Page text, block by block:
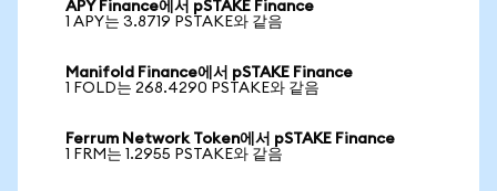
APY Finance에서 pSTAKE Finance
1 APY는 3.8719 PSTAKE와 같음
Manifold Finance에서 pSTAKE Finance
1 FOLD는 268.4290 PSTAKE와 같음
Ferrum Network Token에서 pSTAKE Finance
1 FRM는 1.2955 PSTAKE와 같음